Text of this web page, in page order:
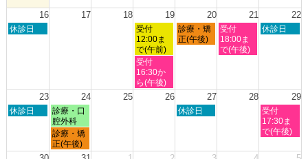
8
月
8
月
12th
2026
8
月
13th
8
月
14th
2026
8
月
16 17 18 19 20 21 22
日
2026
休診日
水
曜
日,
8
月
19th
2026
受付
12:00ま
で(午前)
木
曜
2026
診療・矯
正(午後)
金
曜
日,
2026
受付
18:00ま
で(午後)
土
2026
休診日
水
曜
日,
8
受付
16:30か
ら(午後)
23 24 25 26 27 28 29
日
月
休診日
月
曜
日,
8
月
診療・口
腔外科
木
月
休診日
土
曜
日,
月
受付
17:30ま
で(午後)
月
曜
日,
診療・矯
正(午後)